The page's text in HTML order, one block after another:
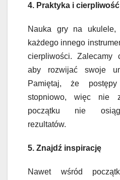
4. Praktyka i cierpliwość
Nauka gry na ukulele,
każdego innego
cierpliwości. Zalecamy
aby rozwijać swoje
Pamiętaj, że
stopniowo, więc nie
początku nie
rezultatów.
5. Znajdź inspirację
Nawet wśród